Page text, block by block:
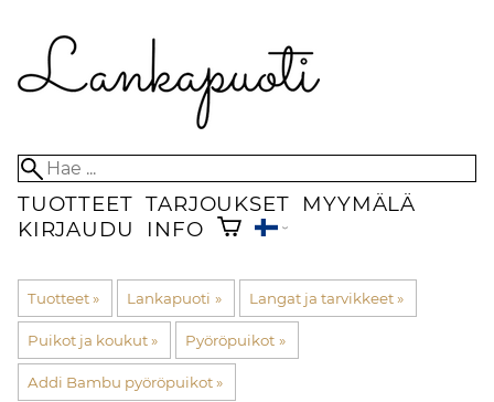
TUOTTEET TARJOUKSET
MYYMÄLÄ
KIRJAUDU
INFO
Tuotteet‪» Lankapuoti ‪» Langat ja tarvikkeet ‪»
Puikot ja koukut‪» Pyöröpuikot ‪»
Addi Bambu pyöröpuikot‪»